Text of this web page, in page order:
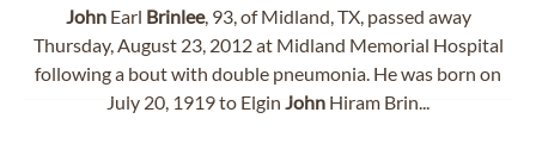
JohnEarl Brinlee, 93, of Midland, TX, passed away
Thursday, August 23, 2012 at Midland Memorial Hospital
following a bout with double pneumonia. He was born on
July 20, 1919 to Elgin John Hiram Brin...